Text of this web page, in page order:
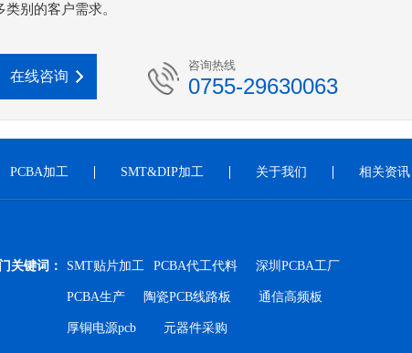
类别的客户需求。
在线咨询
咨询热线
0755-29630063
PCBA加工 SMT&DIP加工 关于我们 相关资讯
关键词： SMT贴片加工 PCBA代工代料 深圳PCBA工厂
PCBA生产 陶瓷PCB线路板 通信高频板
厚铜电源pcb 元器件采购